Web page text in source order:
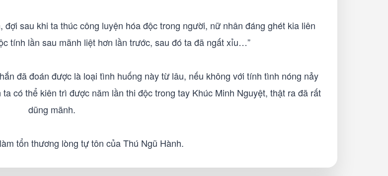
sau khi ta thúc công luyện hóa độc trong người, nữ nhân đáng ghét kia liên
tính lần sau mãnh liệt hơn lần trước, sau đó ta đã ngất xỉu…”
đã đoán được là loại tình huống này từ lâu, nếu không với tính tình nóng nảy
có thể kiên trì được năm lần thi độc trong tay Khúc Minh Nguyệt, thật ra đã rất
dũng mãnh.
tổn thương lòng tự tôn của Thú Ngũ Hành.